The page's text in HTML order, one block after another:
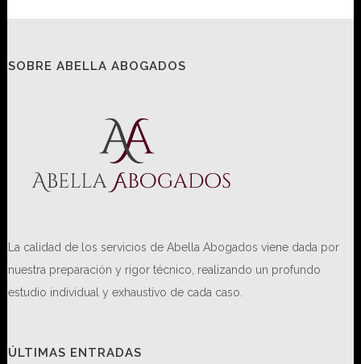
SOBRE ABELLA ABOGADOS
La calidad de los servicios de Abella Abogados viene dada por
nuestra preparación y rigor técnico, realizando un profundo
estudio individual y exhaustivo de cada caso.
ÚLTIMAS ENTRADAS